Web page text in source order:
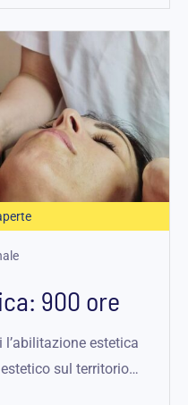
900 ore
estetica
sul territorio